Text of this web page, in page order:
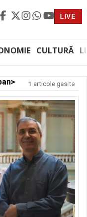
LIVE
CULTURĂ
1 articole gasite